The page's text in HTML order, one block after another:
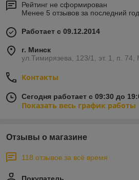
Рейтинг не сформирован
Менее 5 отзывов за последний год
Работает с 09.12.2014
г. Минск
ул.Тимирязева, 123/1, эт. 1, п. 74,
Контакты
Сегодня работает с 09:30 до
Показать весь график работы
Отзывы о магазине
118 отзывов за всё время